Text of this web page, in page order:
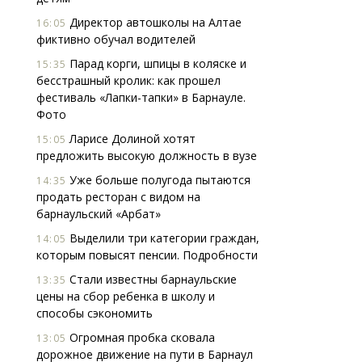
16:05 Директор автошколы на Алтае
фиктивно обучал водителей
15:35 Парад корги, шпицы в коляске и
бесстрашный кролик: как прошел
фестиваль «Лапки-тапки» в Барнауле.
Фото
15:05 Ларисе Долиной хотят
предложить высокую должность в вузе
14:35 Уже больше полугода пытаются
продать ресторан с видом на
барнаульский «Арбат»
14:05 Выделили три категории граждан,
которым повысят пенсии. Подробности
13:35 Стали известны барнаульские
цены на сбор ребенка в школу и
способы сэкономить
13:05 Огромная пробка сковала
дорожное движение на пути в Барнаул